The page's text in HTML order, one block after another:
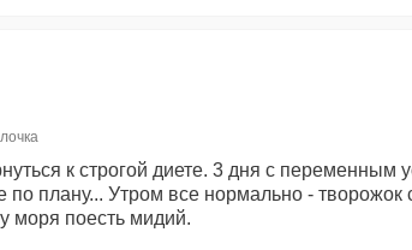
к строгой диете. 3 дня с переменным
по плану... Утром все нормально - творожок
моря поесть мидий.